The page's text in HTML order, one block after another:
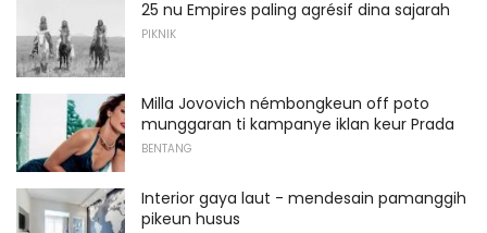
25 nu Empires paling agrésif dina sajarah
PIKNIK
Milla Jovovich némbongkeun off poto
munggaran ti kampanye iklan keur Prada
BENTANG
Interior gaya laut - mendesain pamanggih
pikeun husus